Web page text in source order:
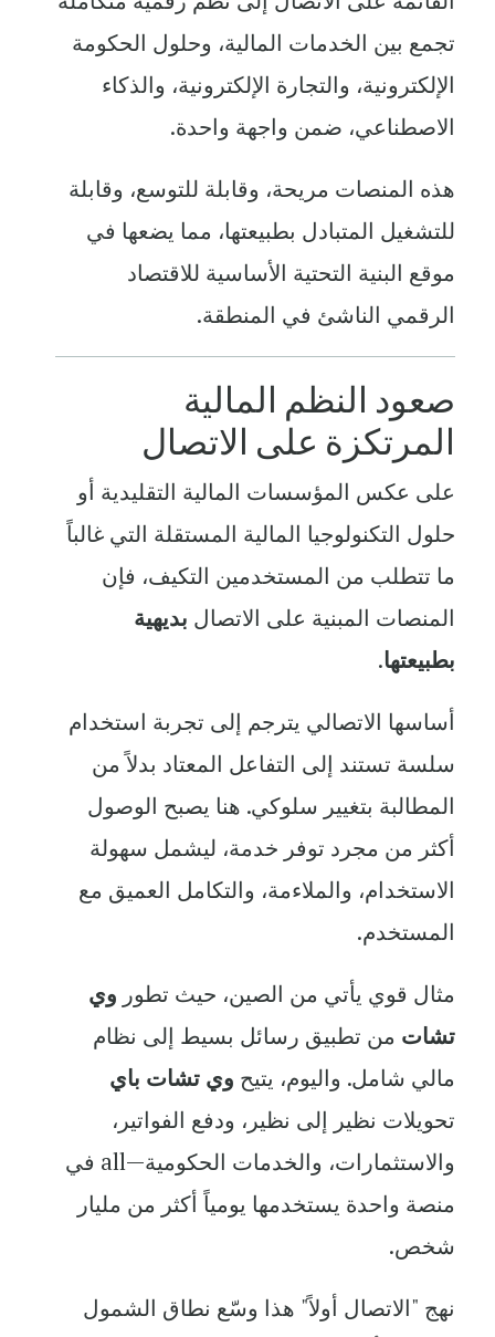
تجمع بين الخدمات المالية، وحلول الحكومة
الإلكترونية، والتجارة الإلكترونية، والذكاء
الاصطناعي، ضمن واجهة واحدة.
هذه المنصات مريحة، وقابلة للتوسع، وقابلة
للتشغيل المتبادل بطبيعتها، مما يضعها في
موقع البنية التحتية الأساسية للاقتصاد
الرقمي الناشئ في المنطقة.
صعود النظم المالية
المرتكزة على الاتصال
على عكس المؤسسات المالية التقليدية أو
حلول التكنولوجيا المالية المستقلة التي غالباً
ما تتطلب من المستخدمين التكيف، فإن
المنصات المبنية على الاتصالبديهية
بطبيعتها.
أساسها الاتصالي يترجم إلى تجربة استخدام
سلسة تستند إلى التفاعل المعتاد بدلاً من
المطالبة بتغيير سلوكي. هنا يصبح الوصول
أكثر من مجرد توفر خدمة، ليشمل سهولة
الاستخدام، والملاءمة، والتكامل العميق مع
المستخدم.
مثال قوي يأتي من الصين، حيث تطوروي
تشاتمن تطبيق رسائل بسيط إلى نظام
مالي شامل. واليوم، يتيحوي تشات باي
تحويلات نظير إلى نظير، ودفع الفواتير،
والاستثمارات، والخدمات الحكومية—all في
منصة واحدة يستخدمها يومياً أكثر من مليار
شخص.
نهج "الاتصال أولاً" هذا وسّع نطاق الشمول